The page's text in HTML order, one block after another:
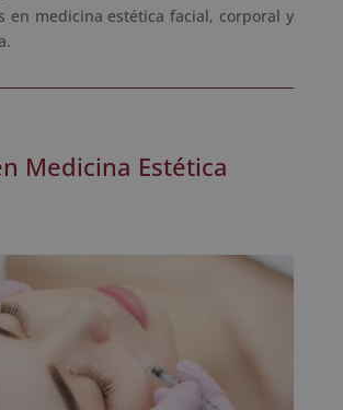
en medicina estética facial, corporal y
Medicina Estética